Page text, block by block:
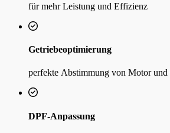
für mehr Leistung und Effizienz
Getriebeoptimierung
perfekte Abstimmung von Motor und
DPF-Anpassung